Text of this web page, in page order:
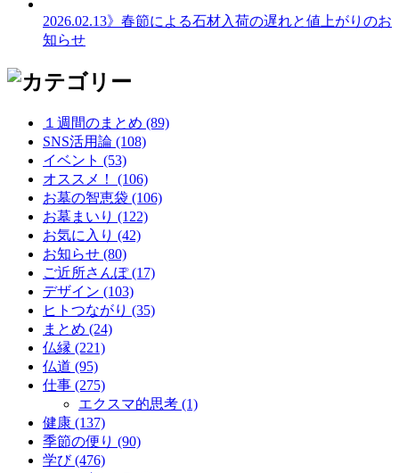
2026.02.13》春節による石材入荷の遅れと値上がりのお
知らせ
１週間のまとめ (89)
SNS活用論 (108)
イベント (53)
オススメ！ (106)
お墓の智恵袋 (106)
お墓まいり (122)
お気に入り (42)
お知らせ (80)
ご近所さんぽ (17)
デザイン (103)
ヒトつながり (35)
まとめ (24)
仏縁 (221)
仏道 (95)
仕事 (275)
エクスマ的思考 (1)
健康 (137)
季節の便り (90)
学び (476)